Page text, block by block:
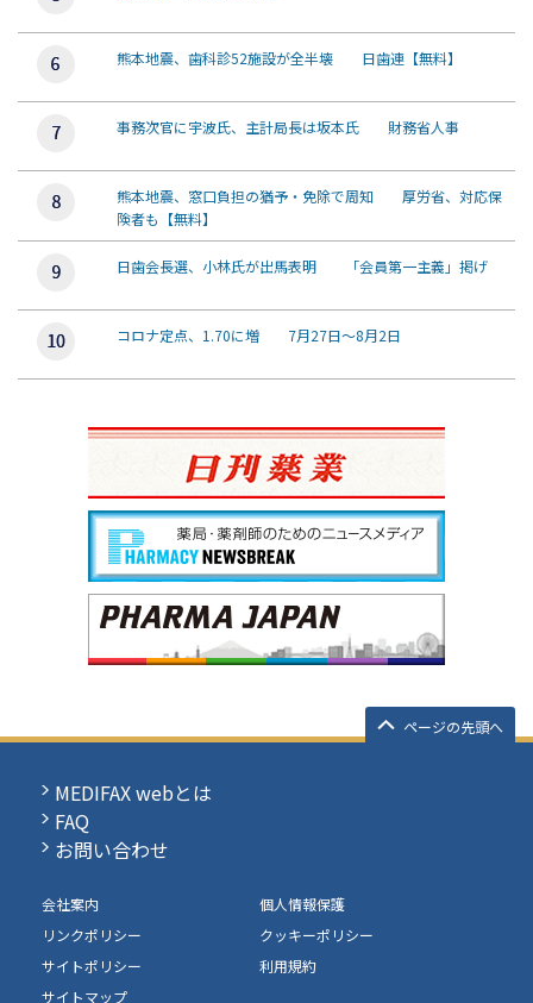
熊本地震、歯科診52施設が全半壊 日歯連【無料】
事務次官に宇波氏、主計局長は坂本氏 財務省人事
熊本地震、窓口負担の猶予・免除で周知 厚労省、対応保
険者も【無料】
日歯会長選、小林氏が出馬表明 「会員第一主義」掲げ
コロナ定点、1.70に増 7月27日～8月2日
ページの先頭へ
MEDIFAX webとは
FAQ
お問い合わせ
会社案内
個人情報保護
リンクポリシー
クッキーポリシー
サイトポリシー
利用規約
サイトマップ